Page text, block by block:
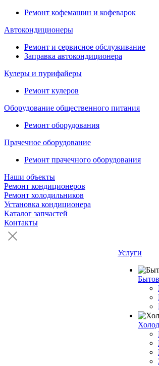
Ремонт кофемашин и кофеварок
Автокондиционеры
Ремонт и сервисное обслуживание
Заправка автокондиционера
Кулеры и пурифайеры
Ремонт кулеров
Оборудование общественного питания
Ремонт оборудования
Прачечное оборудование
Ремонт прачечного оборудования
Наши объекты
Ремонт кондиционеров
Ремонт холодильников
Установка кондиционера
Каталог запчастей
Контакты
Услуги